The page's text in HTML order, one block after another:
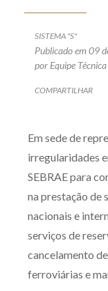
Guia de
SISTEMA "S"
Publicado em 09
por Equipe
COMPARTILHAR
Em sede de
irregularidades
SEBRAE para
na prestação de
nacionais e
serviços de
cancelamento
ferroviárias e